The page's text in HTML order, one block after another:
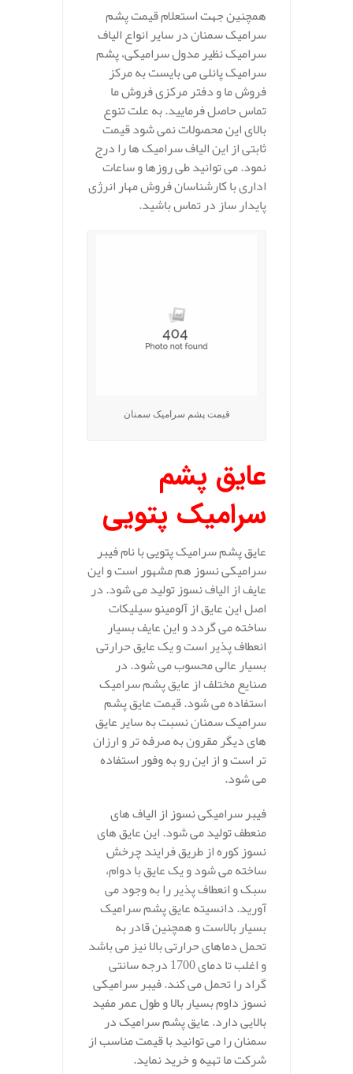
همچنین جهت استعلام قیمت پشم
سرامیک سمنان در سایر انواع الیاف
سرامیک نظیر مدول سرامیکی، پشم
سرامیک پانلی می بایست به مرکز
فروش ما و دفتر مرکزی فروش ما
تماس حاصل فرمایید. به علت تنوع
بالای این محصولات نمی شود قیمت
ثابتی از این الیاف سرامیک ها را درج
نمود. می توانید طی روزها و ساعات
اداری با کارشناسان فروش مهار انرژی
پایدار ساز در تماس باشید.
قیمت پشم سرامیک سمنان
عایق پشم
سرامیک پتویی
عایق پشم سرامیک پتویی با نام فیبر
سرامیکی نسوز هم مشهور است و این
عایف از الیاف نسوز تولید می شود. در
اصل این عایق از آلومینو سیلیکات
ساخته می گردد و این عایف بسیار
انعطاف پذیر است و یک عایق حرارتی
بسیار عالی محسوب می شود. در
صنایع مختلف از عایق پشم سرامیک
استفاده می شود. قیمت عایق پشم
سرامیک سمنان نسبت به سایر عایق
های دیگر مقرون به صرفه تر و ارزان
تر است و از این رو به وفور استفاده
می شود.
فیبر سرامیکی نسوز از الیاف های
منعطف تولید می شود. این عایق های
نسوز کوره از طریق فرایند چرخش
ساخته می شود و یک عایق با دوام،
سبک و انعطاف پذیر را به وجود می
آورید. دانسیته عایق پشم سرامیک
بسیار بالاست و همچنین قادر به
تحمل دماهای حرارتی بالا نیز می باشد
و اغلب تا دمای 1700 درجه سانتی
گراد را تحمل می کند. فیبر سرامیکی
نسوز داوم بسیار بالا و طول عمر مفید
بالایی دارد. عایق پشم سرامیک در
سمنان را می توانید با قیمت مناسب از
شرکت ما تهیه و خرید نماید.